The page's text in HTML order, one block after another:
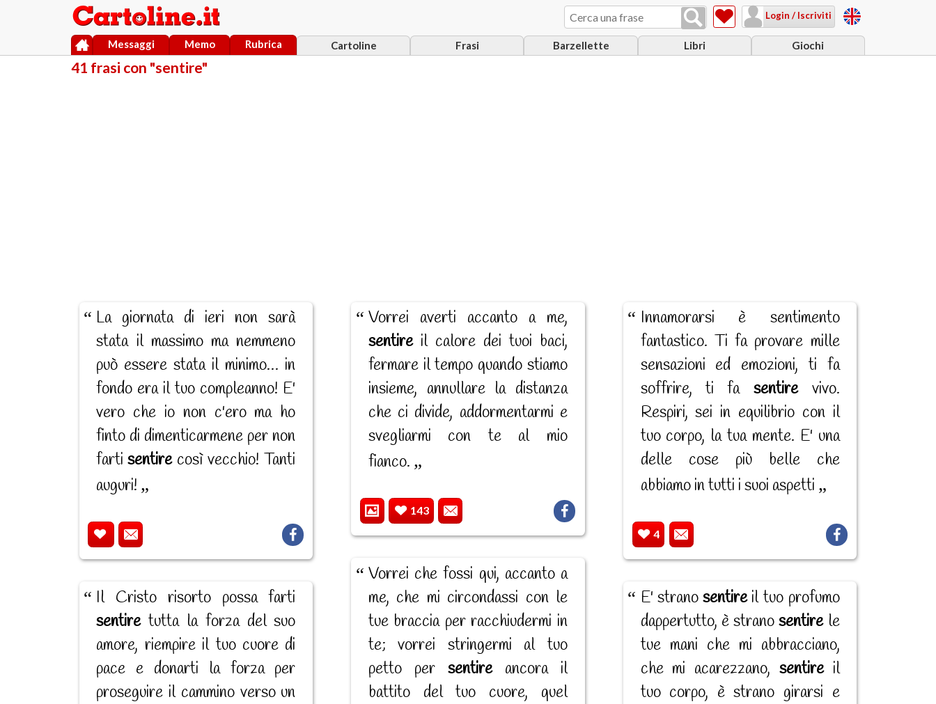
Login / Iscriviti
Cartoline Frasi Barzellette Libri Giochi
Messaggi Memo Rubrica
41 frasi con "sentire"
La giornata di ieri non sarà
stata il massimo ma nemmeno
può essere stata il minimo… in
fondo era il tuo compleanno! E'
vero che io non c'ero ma ho
finto di dimenticarmene per non
fartisentirecosì vecchio! Tanti
auguri!
Il Cristo risorto possa farti
sentiretutta la forza del suo
amore, riempire il tuo cuore di
pace e donarti la forza per
proseguire il cammino verso un
Vorrei averti accanto a me,
sentireil calore dei tuoi baci,
fermare il tempo quando stiamo
insieme, annullare la distanza
che ci divide, addormentarmi e
svegliarmi con te al mio
fianco.
143
Vorrei che fossi qui, accanto a
me, che mi circondassi con le
tue braccia per racchiudermi in
te; vorrei stringermi al tuo
petto per sentireancora il
battito del tuo cuore, quel
Innamorarsi è sentimento
fantastico. Ti fa provare mille
sensazioni ed emozioni, ti fa
soffrire, ti fa sentirevivo.
Respiri, sei in equilibrio con il
tuo corpo, la tua mente. E' una
delle cose più belle che
abbiamo in tutti i suoi aspetti
4
E' strano sentireil tuo profumo
dappertutto, è strano sentirele
tue mani che mi abbracciano,
che mi acarezzano, sentireil
tuo corpo, è strano girarsi e